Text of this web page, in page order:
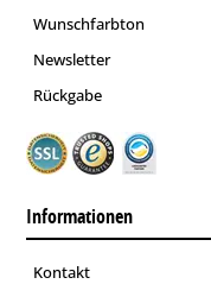
Wunschfarbton
Newsletter
Rückgabe
Informationen
Kontakt